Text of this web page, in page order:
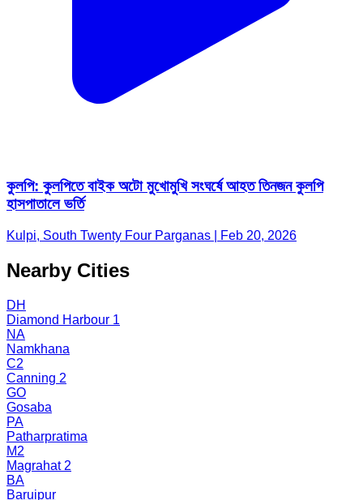
কুলপি: কুলপিতে বাইক অটো মুখোমুখি সংঘর্ষে আহত তিনজন কুলপি
হাসপাতালে ভর্তি
Kulpi, South Twenty Four Parganas | Feb 20, 2026
Nearby Cities
DH
Diamond Harbour 1
NA
Namkhana
C2
Canning 2
GO
Gosaba
PA
Patharpratima
M2
Magrahat 2
BA
Baruipur